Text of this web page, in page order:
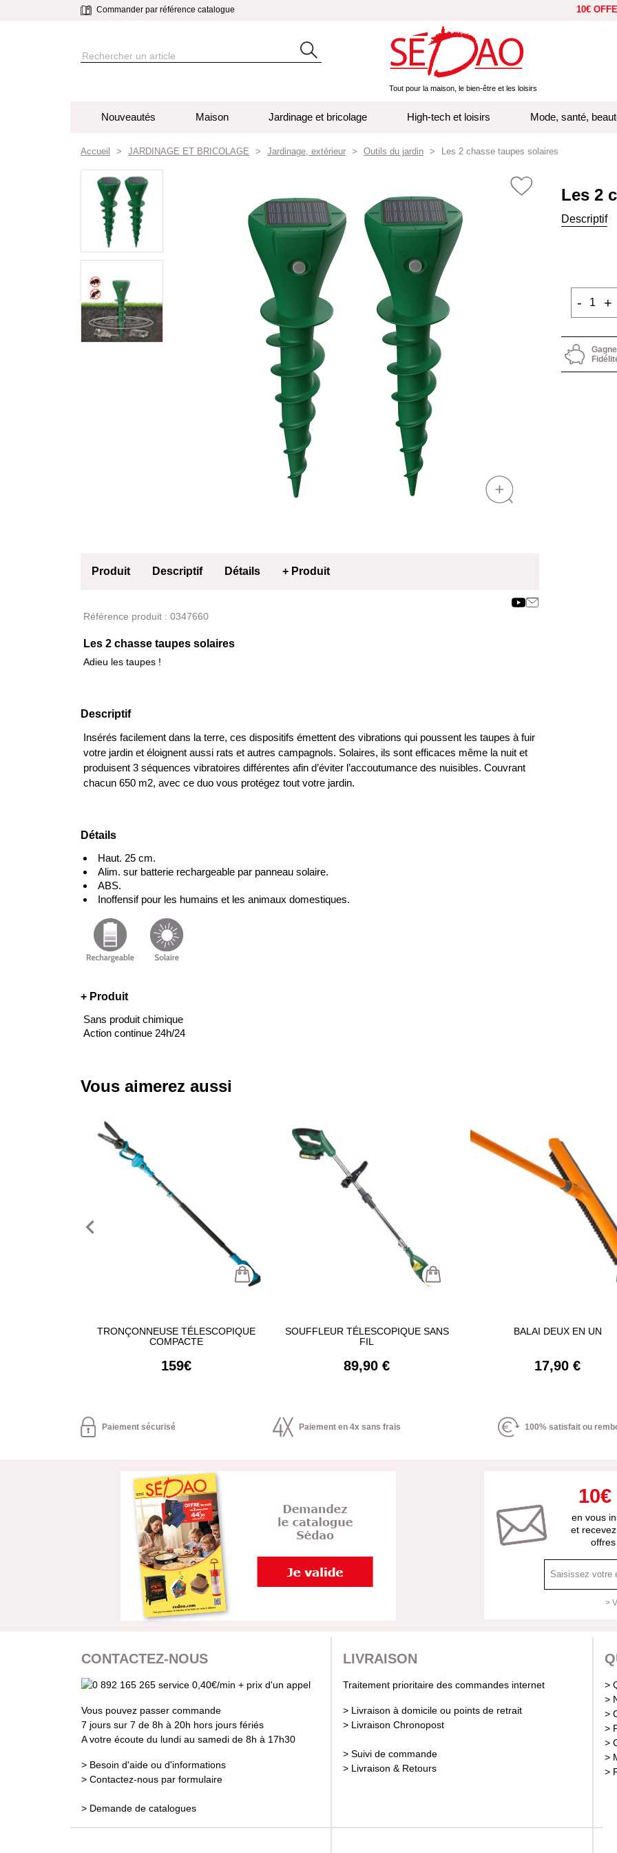
Commander par référence catalogue 10€
Tout pour la maison, le bien-être et les loisirs
Nouveautés Maison Jardinage et bricolage High-tech et loisirs Mode, santé,
Accueil JARDINAGE ET BRICOLAGE Jardinage, extérieur Outils du jardin Les 2 chasse taupes solaires
Les 2
Descriptif
- +
Produit Descriptif Détails
+ Produit
Référence produit : 0347660
Les 2 chasse taupes solaires
Adieu les taupes !
Descriptif
Insérés facilement dans la terre, ces dispositifs émettent des vibrations qui poussent les taupes à fuir
votre jardin et éloignent aussi rats et autres campagnols. Solaires, ils sont efficaces même la nuit et
produisent 3 séquences vibratoires différentes afin d’éviter l’accoutumance des nuisibles. Couvrant
chacun 650 m2, avec ce duo vous protégez tout votre jardin.
Détails
Haut. 25 cm.
Alim. sur batterie rechargeable par panneau solaire.
ABS.
Inoffensif pour les humains et les animaux domestiques.
+ Produit
Sans produit chimique
Action continue 24h/24
Vous aimerez aussi
TRONÇONNEUSE TÉLESCOPIQUE
COMPACTE
159€
SOUFFLEUR TÉLESCOPIQUE SANS
FIL
89,90 €
BALAI DEUX EN UN
17,90 €
navigate_before
Paiement sécurisé Paiement en 4x sans frais 100% satisfait ou
10€
en vous
et
>
CONTACTEZ-NOUS
Vous pouvez passer commande
7 jours sur 7 de 8h à 20h hors jours fériés
A votre écoute du lundi au samedi de 8h à 17h30
> Besoin d'aide ou d'informations
> Contactez-nous par formulaire
> Demande de catalogues
LIVRAISON
Traitement prioritaire des commandes internet
> Livraison à domicile ou points de retrait
> Livraison Chronopost
> Suivi de commande
> Livraison & Retours
>
>
>
>
>
>
>